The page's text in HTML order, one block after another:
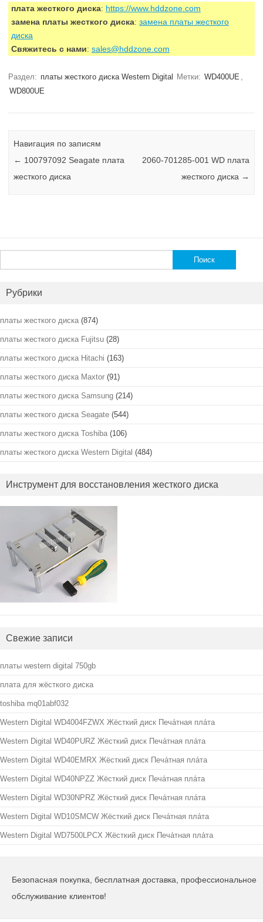
плата жесткого диска: https://www.hddzone.com
замена платы жесткого диска: замена платы жесткого
диска
Свяжитесь с нами: sales@hddzone.com
Раздел: платы жесткого диска Western Digital Метки: WD400UE ,
WD800UE
Навигация по записям
← 100797092 Seagate плата
жесткого диска
2060-701285-001 WD плата
жесткого диска →
Рубрики
платы жесткого диска (874)
платы жесткого диска Fujitsu (28)
платы жесткого диска Hitachi (163)
платы жесткого диска Maxtor (91)
платы жесткого диска Samsung (214)
платы жесткого диска Seagate (544)
платы жесткого диска Toshiba (106)
платы жесткого диска Western Digital (484)
Инструмент для восстановления жесткого диска
Свежие записи
платы western digital 750gb
плата для жёсткого диска
toshiba mq01abf032
Western Digital WD4004FZWX Жёсткий диск Печа́тная пла́та
Western Digital WD40PURZ Жёсткий диск Печа́тная пла́та
Western Digital WD40EMRX Жёсткий диск Печа́тная пла́та
Western Digital WD40NPZZ Жёсткий диск Печа́тная пла́та
Western Digital WD30NPRZ Жёсткий диск Печа́тная пла́та
Western Digital WD10SMCW Жёсткий диск Печа́тная пла́та
Western Digital WD7500LPCX Жёсткий диск Печа́тная пла́та
Безопасная покупка, бесплатная доставка, профессиональное
обслуживание клиентов!